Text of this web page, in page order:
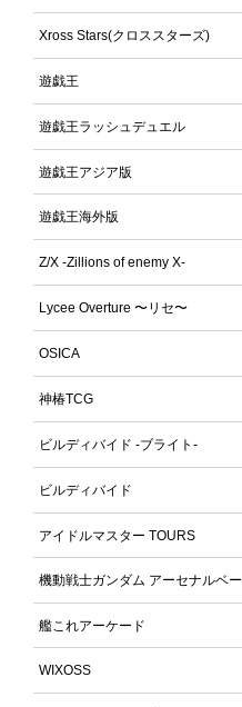
Xross Stars(クロススターズ)
遊戯王
遊戯王ラッシュデュエル
遊戯王アジア版
遊戯王海外版
Z/X -Zillions of enemy X-
Lycee Overture 〜リセ〜
OSICA
神椿TCG
ビルディバイド -ブライト-
ビルディバイド
アイドルマスター TOURS
機動戦士ガンダム アーセナルベー
ス
艦これアーケード
WIXOSS